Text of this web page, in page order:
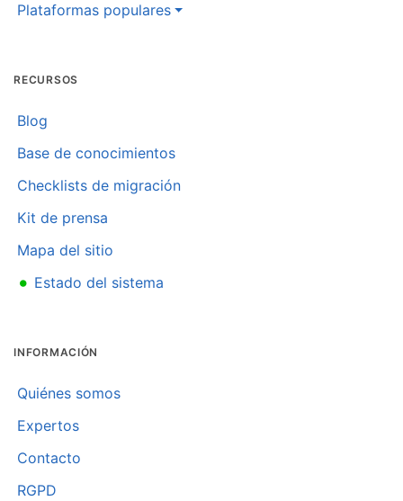
Plataformas populares
RECURSOS
Blog
Base de conocimientos
Checklists de migración
Kit de prensa
Mapa del sitio
• Estado del sistema
INFORMACIÓN
Quiénes somos
Expertos
Contacto
RGPD